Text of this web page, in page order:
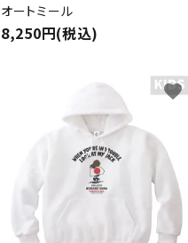
オートミール
8,250円(税込)
favorite